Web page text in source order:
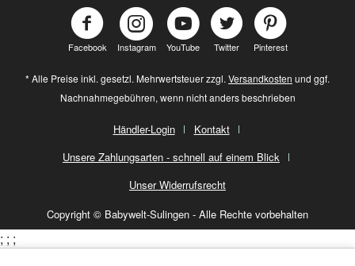
Facebook Instagram YouTube Twitter Pinterest
* Alle Preise inkl. gesetzl. Mehrwertsteuer zzgl. Versandkosten und ggf.
Nachnahmegebühren, wenn nicht anders beschrieben
Händler-Login
Kontakt
Unsere Zahlungsarten - schnell auf einem Blick
Unser Widerrufsrecht
Copyright © Babywelt-Sulingen - Alle Rechte vorbehalten
; ; ;